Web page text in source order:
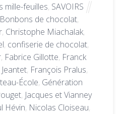
mille-feuilles, SAVOIRS
Bonbons de chocolat,
, Christophe Miachalak,
, confiserie de chocolat,
, Fabrice Gillotte, Franck
, François Pralus,
École, Génération
, Jacques et Vianney
Hévin, Nicolas Cloiseau,